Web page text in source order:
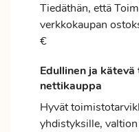
Tiedäthän, että
verkkokaupan
€
Edullinen ja
nettikauppa
Hyvät
yhdistyksille,